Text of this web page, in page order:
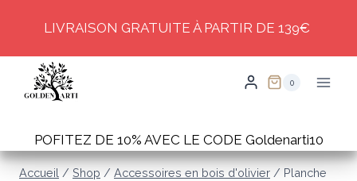
content
LIVRAISON GRATUITE À PARTIR DE 139€
0
POFITEZ DE 10% AVEC LE CODE Goldenarti10
Accueil / Shop / Accessoires en bois d'olivier / Planche